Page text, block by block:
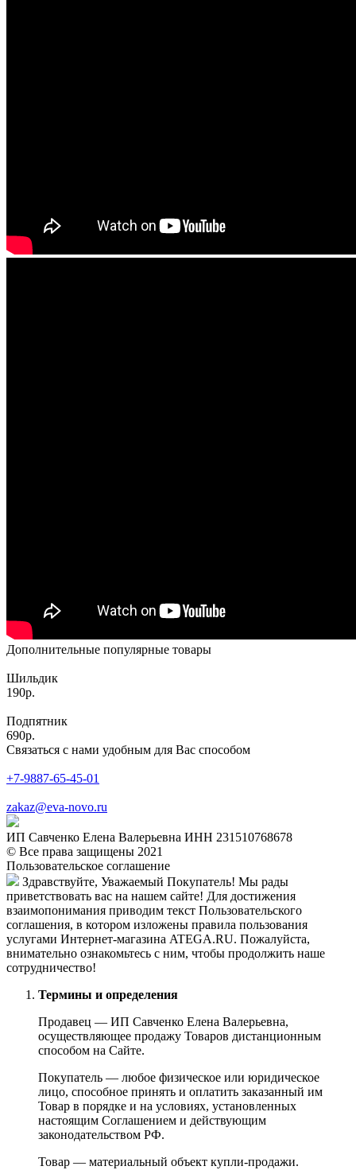
Дополнительные популярные товары
Шильдик
190р.
Подпятник
690р.
Связаться с нами удобным для Вас способом
+7-9887-65-45-01
zakaz@eva-novo.ru
ИП Савченко Елена Валерьевна ИНН 231510768678
© Все права защищены 2021
Пользовательское соглашение
Здравствуйте, Уважаемый Покупатель! Мы рады
приветствовать вас на нашем сайте! Для достижения
взаимопонимания приводим текст Пользовательского
соглашения, в котором изложены правила пользования
услугами Интернет-магазина ATEGA.RU. Пожалуйста,
внимательно ознакомьтесь с ним, чтобы продолжить наше
сотрудничество!
Термины и определения
Продавец — ИП Савченко Елена Валерьевна,
осуществляющее продажу Товаров дистанционным
способом на Сайте.
Покупатель — любое физическое или юридическое
лицо, способное принять и оплатить заказанный им
Товар в порядке и на условиях, установленных
настоящим Соглашением и действующим
законодательством РФ.
Товар — материальный объект купли-продажи.